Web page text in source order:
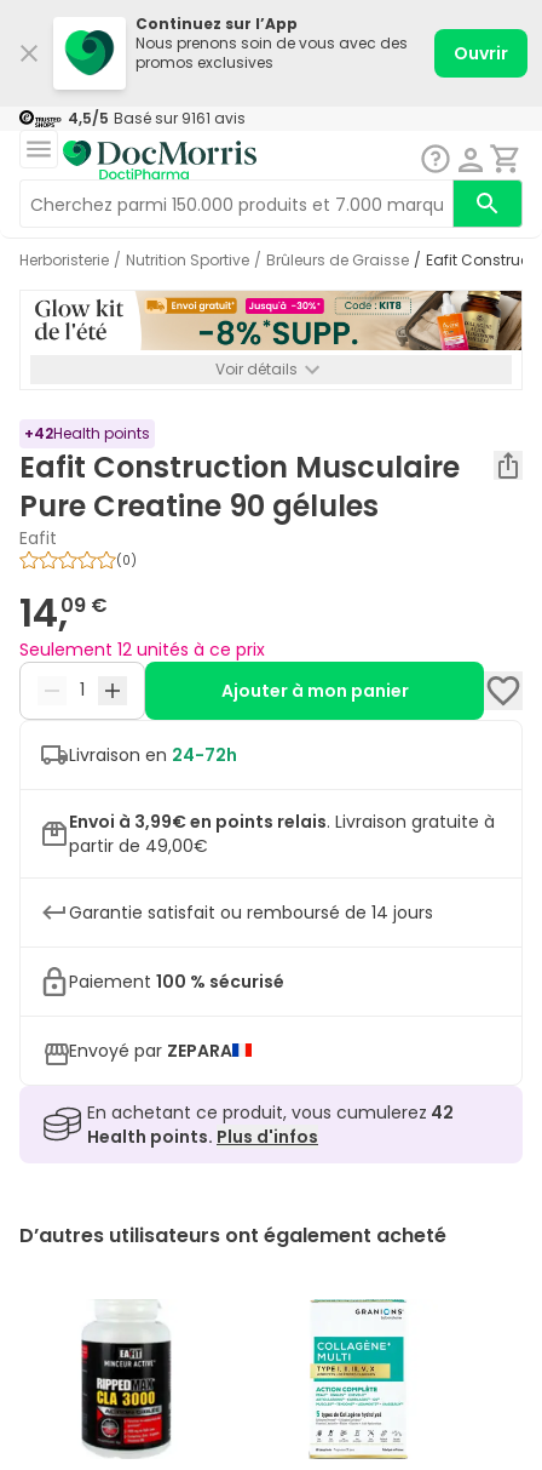
Continuez sur l’App
Nous prenons soin de vous avec des
promos exclusives
Ouvrir
4,5/5 Basé sur 9161 avis
Herboristerie / Nutrition Sportive / Brûleurs de Graisse / Eafit
Voir détails
+42Health points
Eafit Construction Musculaire
Pure Creatine 90 gélules
Eafit
(0)
14,09 €
Seulement 12 unités à ce prix
Ajouter à mon panier
Livraison en 24-72h
Envoi à 3,99€ en points relais. Livraison gratuite à
partir de 49,00€
Garantie satisfait ou remboursé de 14 jours
Paiement 100 % sécurisé
Envoyé par ZEPARA
En achetant ce produit, vous cumulerez 42
Health points. Plus d'infos
D’autres utilisateurs ont également acheté